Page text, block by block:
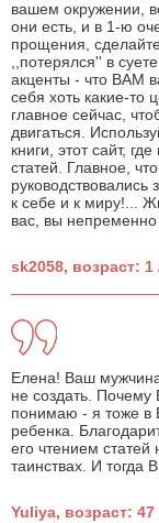
вашем окружении,
они есть, и в 1-ю
прощения,
,,потерялся'' в
акценты - что ВАМ
себя хоть какие-то
главное сейчас,
двигаться.
книги, этот сайт,
статей. Главное,
к себе и к миру!...
вас, вы непременно
sk2058, возраст: 1
Елена! Ваш
не создать. Почему
понимаю - я тоже в
ребенка.
его чтением статей
таинствах. И тогда
Yuliya, возраст: 47